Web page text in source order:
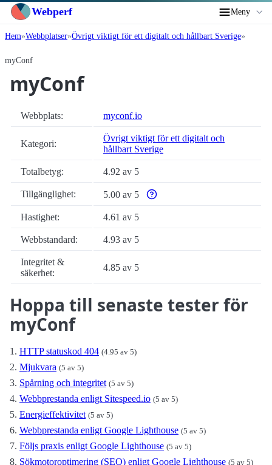
Webperf Meny
Hem Webbplatser Övrigt viktigt för ett digitalt och hållbart Sverige
myConf
myConf
Webbplats: myconf.io
Kategori:
Övrigt viktigt för ett digitalt och
hållbart Sverige
Totalbetyg: 4.92 av 5
Tillgänglighet: 5.00 av 5
Varför enbart automatiska
Hastighet:
4.61 av 5
Webbstandard: 4.93 av 5
Integritet &
säkerhet:
4.85 av 5
Hoppa till senaste tester för
myConf
HTTP statuskod 404 (4.95 av 5)
Mjukvara (5 av 5)
Spårning och integritet (5 av 5)
Webbprestanda enligt Sitespeed.io (5 av 5)
Energieffektivitet (5 av 5)
Webbprestanda enligt Google Lighthouse (5 av 5)
Följs praxis enligt Google Lighthouse (5 av 5)
Sökmotoroptimering (SEO) enligt Google Lighthouse (5 av 5)